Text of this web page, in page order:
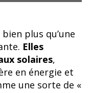
plus qu’une
Elles
solaires,
en énergie et
une sorte de «